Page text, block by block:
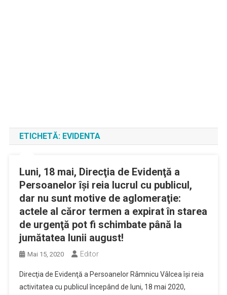
ETICHETĂ: EVIDENTA
Luni, 18 mai, Direcţia de Evidenţă a
Persoanelor îşi reia lucrul cu publicul,
dar nu sunt motive de aglomeraţie:
actele al căror termen a expirat în starea
de urgenţă pot fi schimbate până la
jumătatea lunii august!
Mai 15, 2020 Editor
Direcţia de Evidenţă a Persoanelor Râmnicu Vâlcea îşi reia
activitatea cu publicul începând de luni, 18 mai 2020,